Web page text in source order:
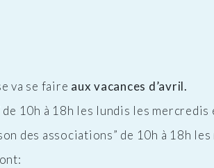
va se faire aux vacances d’avril.
10h à 18h les lundis les mercredis
des associations” de 10h à 18h